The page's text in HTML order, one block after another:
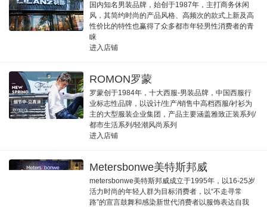
国内知名男装品牌，始创于1987年，主打商务休闲
风，其简约时尚的产品风格、高频次的款式上新及高
性价比的特性也赢得了众多都市年轻男性消费者的青
睐
进入店铺
ROMON罗蒙
罗蒙创于1984年，十大西服-男装品牌，中国西服行
业标志性品牌，以设计/生产/销售中高档西服/衬衫为
主的大型服装企业集团，产品主要涵盖雅致正装系列/
都市生活系列/轻潮风尚系列
进入店铺
Metersbonwe美特斯邦威
metersbonwe美特斯邦威成立于1995年，以16-25岁
活力时尚的年轻人群为目标消费者，以“不走寻常
路”的宣言鼓舞和感染新世代消费者以服饰表达自我